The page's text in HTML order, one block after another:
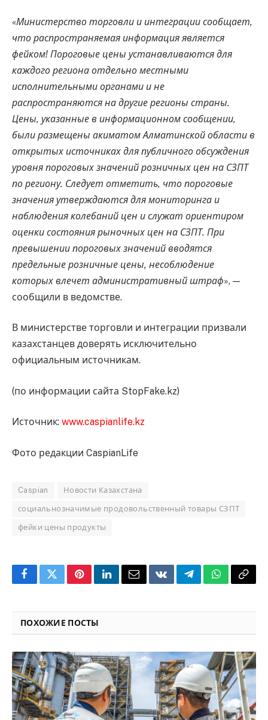
«Министерство торговли и интеграции сообщает,
что распространяемая информация является
фейком! Пороговые цены устанавливаются для
каждого региона отдельно местными
исполнительными органами и не
распространяются на другие регионы страны.
Цены, указанные в информационном сообщении,
были размещены акиматом Алматинской области в
открытых источниках для публичного обсуждения
уровня пороговых значений розничных цен на СЗПТ
по региону. Следует отметить, что пороговые
значения утверждаются для мониторинга и
наблюдения колебаний цен и служат ориентиром
оценки состояния рыночных цен на СЗПТ. При
превышении пороговых значений вводятся
предельные розничные цены, несоблюдение
которых влечет административный штраф», —
сообщили в ведомстве.
В министерстве торговли и интеграции призвали
казахстанцев доверять исключительно
официальным источникам.
(по информации сайта StopFake.kz)
Источник: www.caspianlife.kz
Фото редакции CaspianLife
Caspian Новости Казахстана
социальнозначимые продовольственный товары СЗПТ
фейки цены продукты
FacebookTwitterPinterestLinkedInEmailVKontakteTelegramWhatsApp
Copy
ПОХОЖИЕ ПОСТЫ